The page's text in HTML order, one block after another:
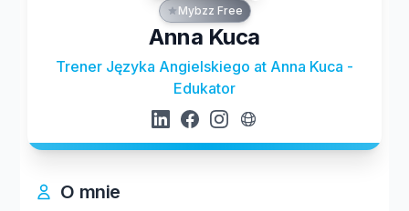
Mybzz Free
Anna Kuca
Trener Języka Angielskiego at Anna Kuca -
Edukator
O mnie